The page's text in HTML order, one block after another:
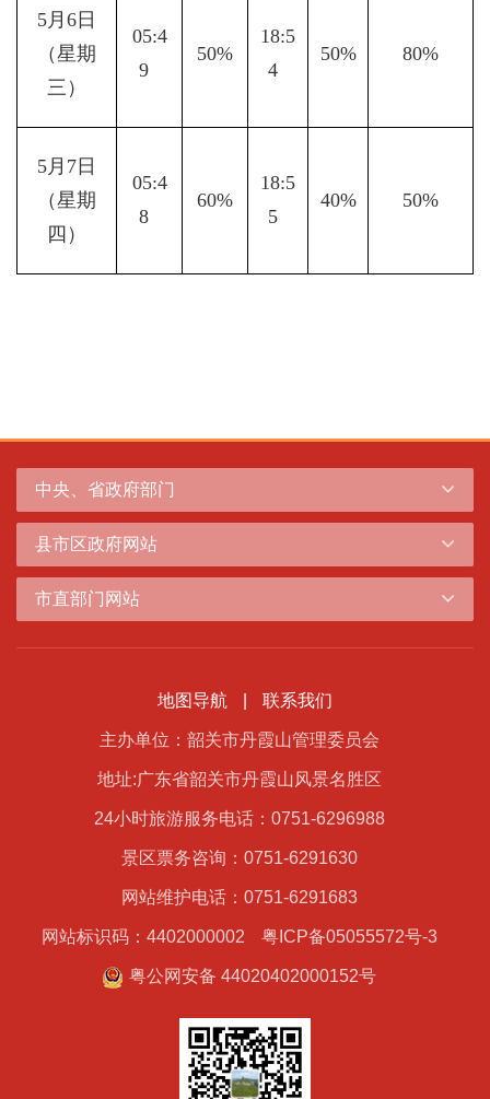
5月6日
（星期
三）
05:4
9
50%
18:5
4
50% 80%
5月7日
（星期
四）
05:4
8
60%
18:5
5
40% 50%
中央、省政府部门
县市区政府网站
市直部门网站
地图导航 联系我们
主办单位：韶关市丹霞山管理委员会
地址:广东省韶关市丹霞山风景名胜区
24小时旅游服务电话：0751-6296988
景区票务咨询：0751-6291630
网站维护电话：0751-6291683
网站标识码：4402000002 粤ICP备05055572号-3
粤公网安备 44020402000152号